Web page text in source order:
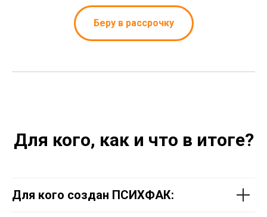
Беру в рассрочку
Для кого, как и что в итоге?
Для кого создан ПСИХФАК: